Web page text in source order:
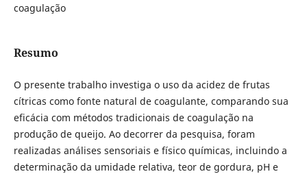
coagulação
Resumo
O presente trabalho investiga o uso da acidez de frutas
cítricas como fonte natural de coagulante, comparando sua
eficácia com métodos tradicionais de coagulação na
produção de queijo. Ao decorrer da pesquisa, foram
realizadas análises sensoriais e físico químicas, incluindo a
determinação da umidade relativa, teor de gordura, pH e